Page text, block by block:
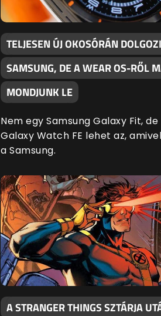
TELJESEN ÚJ OKOSÓRÁN
SAMSUNG, DE A WEAR OS-RŐL
MONDJUNK LE
Nem egy Samsung Galaxy Fit,
Galaxy Watch FE lehet az,
a Samsung.
A STRANGER THINGS SZTÁRJA